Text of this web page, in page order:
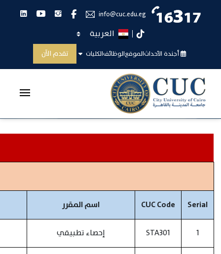
info@cuc.edu.eg فيس بوكانستجراميوتيوبلينكدان
تيك توكاختر اللغة
أجندة الأحداثالموقعالوظائفالكليات تقدم الآن
الرئيسية الفصل الخامس
Serial
CUC Code اسم المقرر
1
STA301 إحصاء تطبيقي